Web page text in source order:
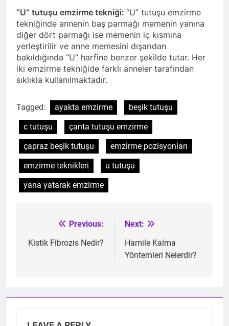
“U” tutuşu emzirme tekniği: “U” tutuşu emzirme
tekniğinde annenin baş parmağı memenin yanına
diğer dört parmağı ise memenin iç kısmına
yerleştirilir ve anne memesini dışarıdan
bakıldığında ‘’U’’ harfine benzer şekilde tutar. Her
iki emzirme tekniğide farklı anneler tarafından
sıklıkla kullanılmaktadır.
Tagged: ayakta emzirme
beşik tutuşu
c tutuşu
çanta tutuşu emzirme
çapraz beşik tutuşu
emzirme pozisyonları
emzirme teknikleri
u tutuşu
yana yatarak emzirme
navigation
Previous:
Kistik Fibrozis Nedir?
Next:
Hamile Kalma
Yöntemleri Nelerdir?